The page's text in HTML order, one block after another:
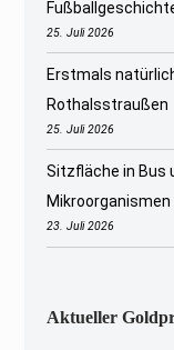
25. Juli 2026
Erstmals
Rothalsstraußen
25. Juli 2026
Sitzfläche in Bus
Mikroorganismen
23. Juli 2026
Aktueller